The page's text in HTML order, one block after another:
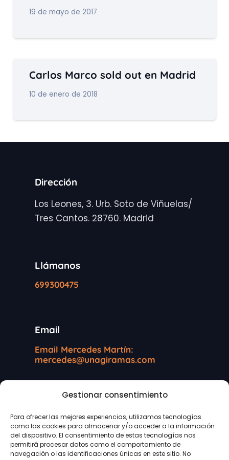
Gestionar consentimiento
Para ofrecer las mejores experiencias, utilizamos tecnologías
como las cookies para almacenar y/o acceder a la información
del dispositivo. El consentimiento de estas tecnologías nos
permitirá procesar datos como el comportamiento de
navegación o las identificaciones únicas en este sitio. No
19 de mayo de 2017
Carlos Marco sold out en Madrid
10 de enero de 2018
Dirección
Los Leones, 3. Urb. Soto de Viñuelas/
Tres Cantos. 28760. Madrid
Llámanos
699300475
Email
Email Mercedes Martín:
mercedes@unagiramas.com
Protección de datos